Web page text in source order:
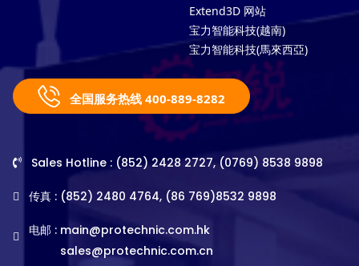
Extend3D 网站
宝力智能科技(越南)
宝力智能科技(馬來西亞)
全国服务热线 400-889-8282
Sales Hotline : (852) 2428 2727, (0769) 8538 9898
传真 : (852) 2480 4764, (86 769)8532 9898
电邮 : main@protechnic.com.hk
sales@protechnic.com.cn